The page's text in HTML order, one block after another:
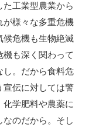
工業型農業から
が様々な多重危機
危機も生物絶滅
も深く関わって
し。だから食料危
宣伝に対しては警
学肥料や農薬に
のだから。そし